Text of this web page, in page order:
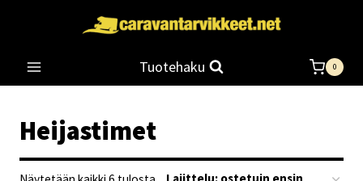
Tuotehaku 0
Heijastimet